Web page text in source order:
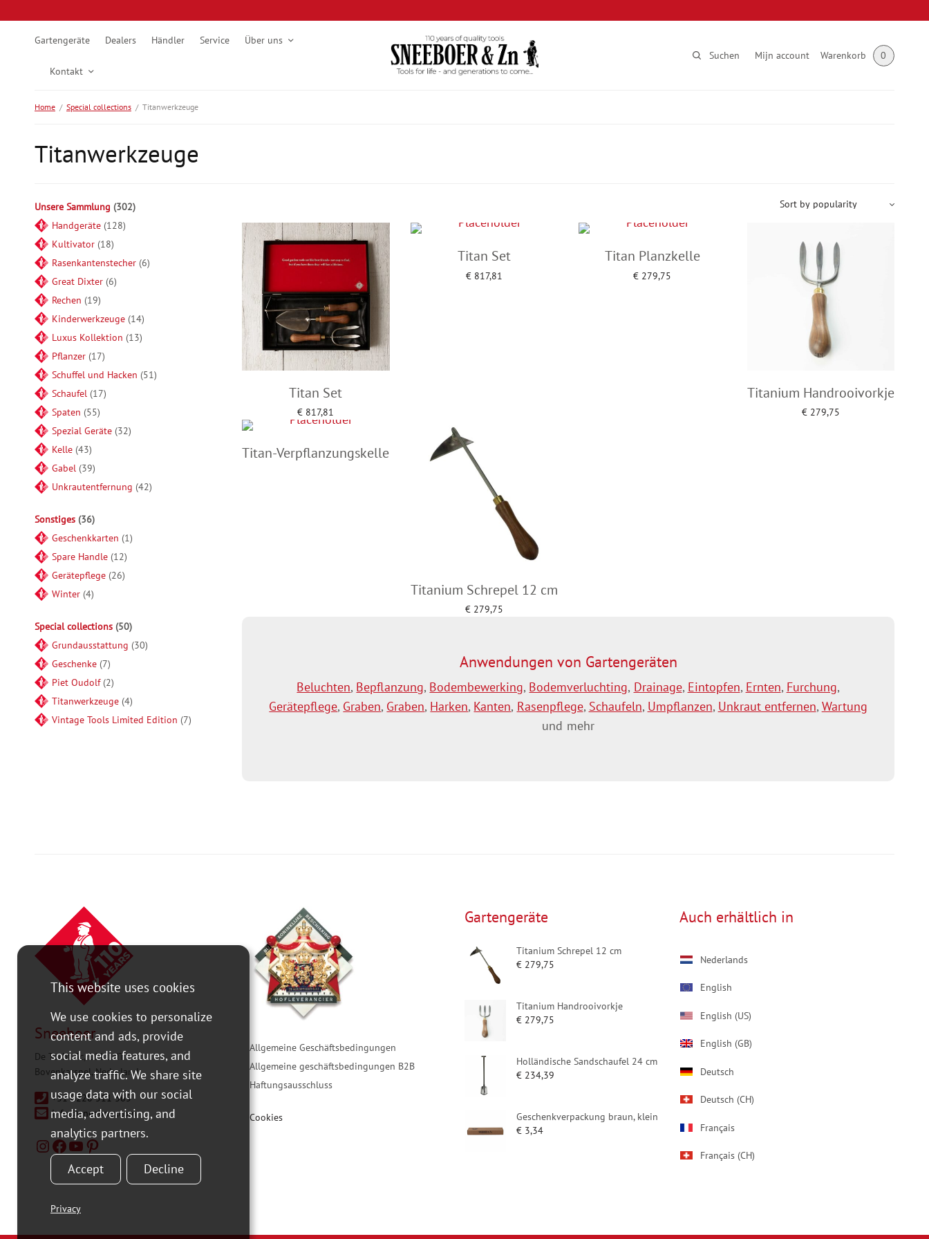
Gartengeräte Dealers Händler Service Über uns
Kontakt
Suchen Mijn account Warenkorb 0
Home / Special collections / Titanwerkzeuge
Titanwerkzeuge
Unsere Sammlung 302
Handgeräte 128
Kultivator 18
Rasenkantenstecher 6
Great Dixter 6
Rechen 19
Kinderwerkzeuge 14
Luxus Kollektion 13
Pflanzer 17
Schuffel und Hacken 51
Schaufel 17
Spaten 55
Spezial Geräte 32
Kelle 43
Gabel 39
Unkrautentfernung 42
Sonstiges 36
Geschenkkarten 1
Spare Handle 12
Gerätepflege 26
Winter 4
Special collections 50
Grundausstattung 30
Geschenke 7
Piet Oudolf 2
Titanwerkzeuge 4
Vintage Tools Limited Edition 7
Titan Set
€ 817,81
Add to cart
Titan Set
€817,81
Titan Planzkelle
€ 279,75
Titanium Handrooivorkje
€279,75
Titan-Verpflanzungskelle
Titanium Schrepel 12 cm
€279,75
Anwendungen von Gartengeräten
Beluchten, Bepflanzung, Bodembewerking, Bodemverluchting, Drainage, Eintopfen, Ernten, Furchung,
Gerätepflege, Graben, Graben, Harken, Kanten, Rasenpflege, Schaufeln, Umpflanzen, Unkraut entfernen, Wartung
und mehr
Sneeboer
De Tocht 3c, 1611 HT
Bovenkarspel, Nederland
+31 0228 511 365
info@sneeboer.com
Allgemeine Geschäftsbedingungen
Allgemeine geschäftsbedingungen B2B
Haftungsausschluss
Cookies
Gartengeräte
Titanium Schrepel 12 cm
€ 279,75
Titanium Handrooivorkje
€ 279,75
Holländische Sandschaufel 24 cm
€ 234,39
Geschenkverpackung braun, klein
€ 3,34
Auch erhältlich in
Nederlands
English
English (US)
English (GB)
Deutsch
Deutsch (CH)
Français
Français (CH)
This website uses cookies
We use cookies to personalize
content and ads, provide
social media features, and
analyze traffic. We share site
usage data with our social
media, advertising, and
analytics partners.
Accept Decline
Privacy